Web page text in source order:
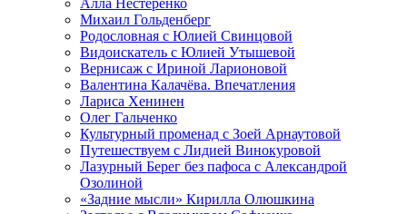
Алла Нестеренко
Михаил Гольденберг
Родословная с Юлией Свинцовой
Видоискатель с Юлией Утышевой
Вернисаж с Ириной Ларионовой
Валентина Калачёва. Впечатления
Лариса Хенинен
Олег Гальченко
Культурный променад с Зоей Арнаутовой
Путешествуем с Лидией Винокуровой
Лазурный Берег без пафоса с Александрой
Озолиной
«Задние мысли» Кирилла Олюшкина